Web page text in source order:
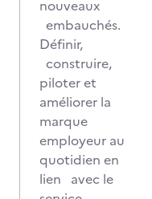
nouveaux
embauchés.
Définir,
construire,
piloter et
améliorer la
marque
employeur au
quotidien en
lien avec le